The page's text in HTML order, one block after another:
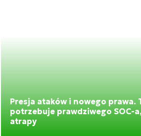
Presja ataków i nowego prawa.
potrzebuje prawdziwego SOC-
atrapy